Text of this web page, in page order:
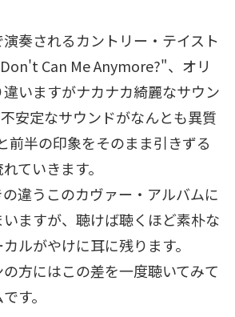
奏されるカントリー・テイスト
Can Me Anymore?"、オリ
いますがナカナカ綺麗なサウン
安定なサウンドがなんとも異質
前半の印象をそのまま引きずる
ていきます。
違うこのカヴァー・アルバムに
ますが、聴けば聴くほど素朴な
ルがやけに耳に残ります。
方にはこの差を一度聴いてみて
す。